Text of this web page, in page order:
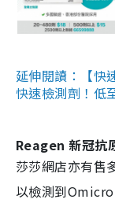
延伸閱讀：【快
快速檢測劑！低
Reagen 新冠抗
莎莎網店亦有售
以檢測到